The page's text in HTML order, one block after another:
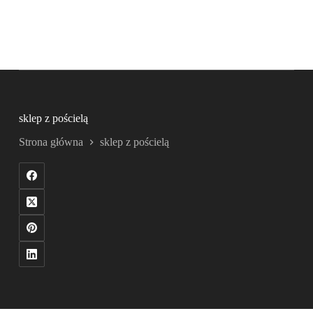
sklep z pościelą
Strona główna sklep z pościelą